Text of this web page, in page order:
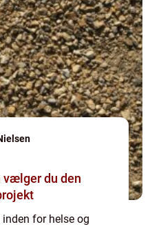
vælger du den
for helse og